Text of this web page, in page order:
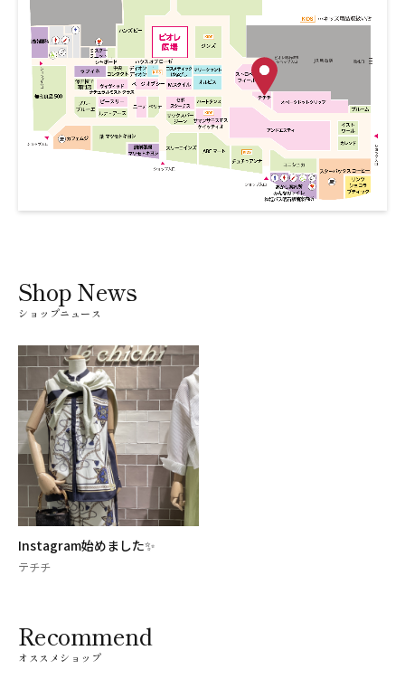
Shop News
ショップニュース
Instagram始めました✨
テチチ
Recommend
オススメショップ